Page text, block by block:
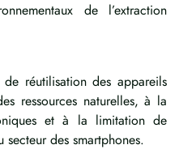
de l’extraction
réutilisation des appareils
ressources naturelles, à la
et à la limitation de
secteur des smartphones.